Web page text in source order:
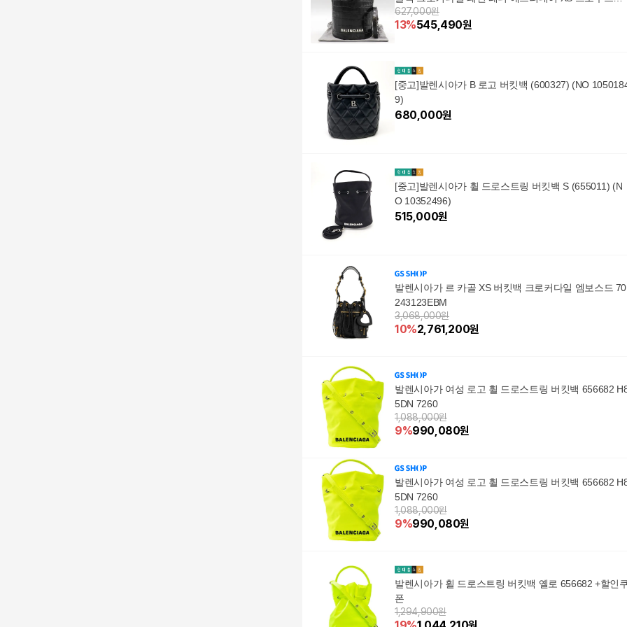
링 버킷백
627,000원
13%545,490원
[중고]발렌시아가 B 로고 버킷백 (600327) (NO
9)
680,000원
[중고]발렌시아가 휠 드로스트링 버킷백 S (655011) (N
O 10352496)
515,000원
발렌시아가 르 카골 XS 버킷백 크로커다일 엠보스드 70
243123EBM
3,068,000원
10%2,761,200원
발렌시아가 여성 로고 휠 드로스트링 버킷백 656682
5DN 7260
1,088,000원
9%990,080원
발렌시아가 여성 로고 휠 드로스트링 버킷백 656682
5DN 7260
1,088,000원
9%990,080원
발렌시아가 휠 드로스트링 버킷백 옐로 656682 +할인
폰
1,294,900원